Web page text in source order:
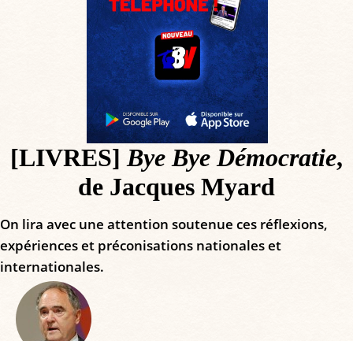
[LIVRES]Bye Bye Démocratie,
de Jacques Myard
On lira avec une attention soutenue ces réflexions,
expériences et préconisations nationales et
internationales.